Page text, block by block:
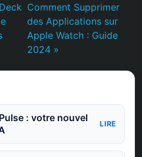
Comment Supprimer
des Applications sur
Apple Watch : Guide
2024 »
: votre nouvel
LIRE